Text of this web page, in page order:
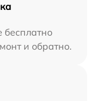
и обратно.